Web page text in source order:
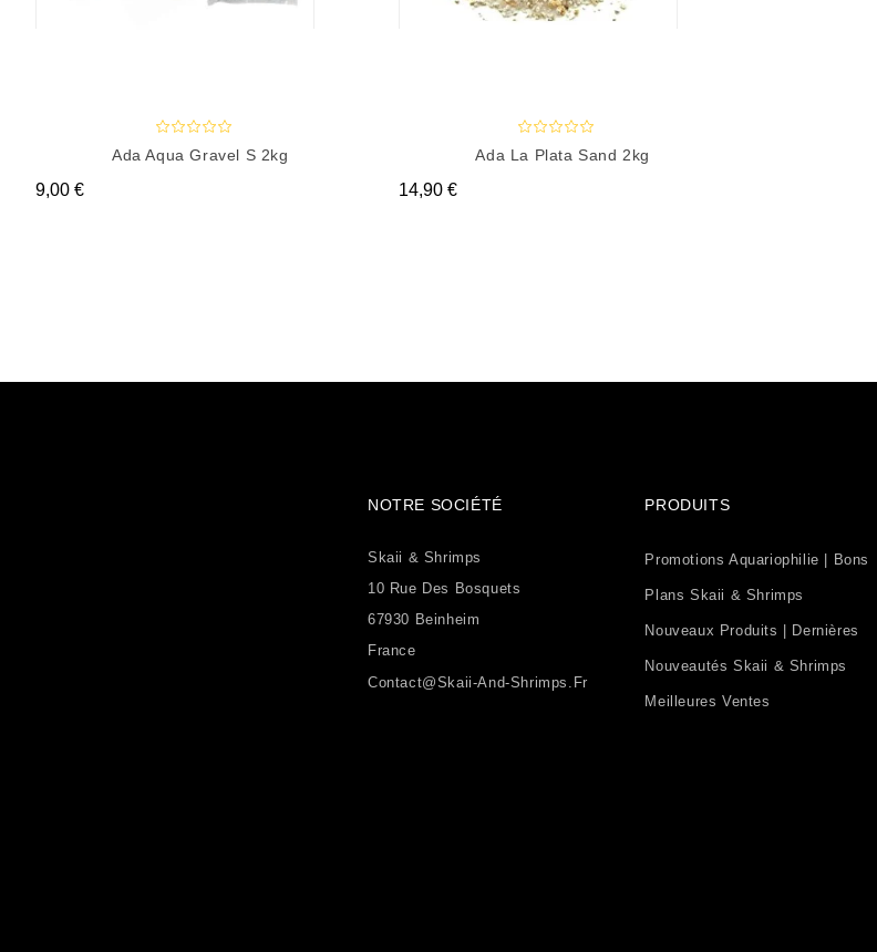
Ada Aqua Gravel S 2kg
Prix
9,00 €
Ada La Plata Sand 2kg
Prix
14,90 €
NOTRE SOCIÉTÉ
Skaii & Shrimps
10 Rue Des Bosquets
67930 Beinheim
France
Contact@skaii-And-Shrimps.fr
PRODUITS
Promotions Aquariophilie | Bons
Plans Skaii & Shrimps
Nouveaux Produits | Dernières
Nouveautés Skaii & Shrimps
Meilleures Ventes